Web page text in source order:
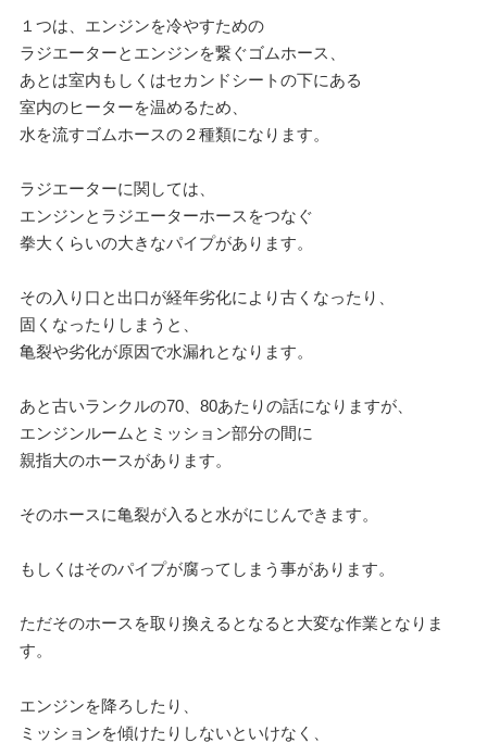
１つは、エンジンを冷やすための
ラジエーターとエンジンを繋ぐゴムホース、
あとは室内もしくはセカンドシートの下にある
室内のヒーターを温めるため、
水を流すゴムホースの２種類になります。
ラジエーターに関しては、
エンジンとラジエーターホースをつなぐ
拳大くらいの大きなパイプがあります。
その入り口と出口が経年劣化により古くなったり、
固くなったりしまうと、
亀裂や劣化が原因で水漏れとなります。
あと古いランクルの70、80あたりの話になりますが、
エンジンルームとミッション部分の間に
親指大のホースがあります。
そのホースに亀裂が入ると水がにじんできます。
もしくはそのパイプが腐ってしまう事があります。
ただそのホースを取り換えるとなると大変な作業となりま
す。
エンジンを降ろしたり、
ミッションを傾けたりしないといけなく、